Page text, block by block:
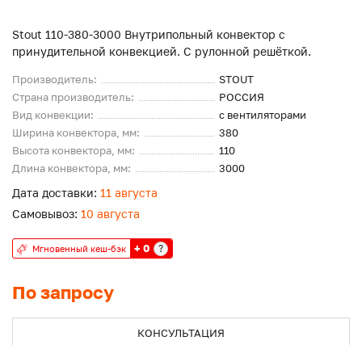
Stout 110-380-3000 Внутрипольный конвектор с
принудительной конвекцией. С рулонной решёткой.
Производитель:
STOUT
Страна производитель:
РОССИЯ
Вид конвекции:
с вентиляторами
Ширина конвектора, мм:
380
Высота конвектора, мм:
110
Длина конвектора, мм:
3000
По запросу
Дата доставки: 11 августа
Самовывоз: 10 августа
Мгновенный кеш-бэк + 0 ?
КОНСУЛЬТАЦИЯ